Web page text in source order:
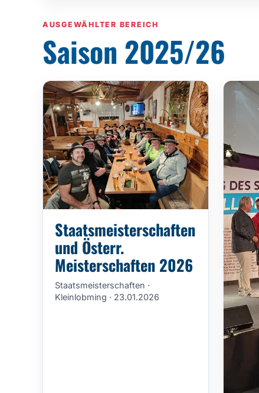
AUSGEWÄHLTER BEREICH
Saison 2025/26
Staatsmeisterschaften
und Österr.
Meisterschaften 2026
Staatsmeisterschaften ·
Kleinlobming · 23.01.2026